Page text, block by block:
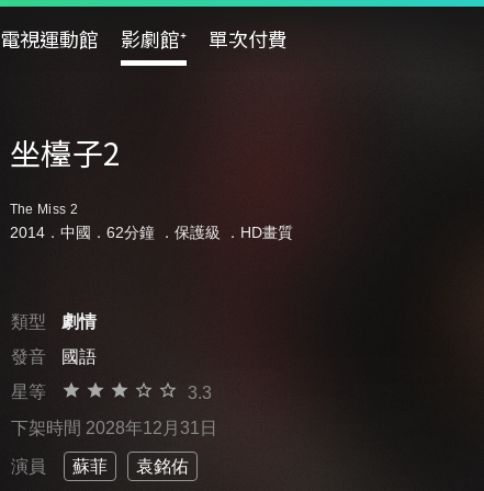
電視運動館 影劇館⁺ 單次付費
坐檯子2
The Miss 2
2014．中國．62分鐘 ． 保護級 ．HD畫質
類型
劇情
發音
國語
星等
3.3
下架時間 2028年12月31日
演員 蘇菲 袁銘佑